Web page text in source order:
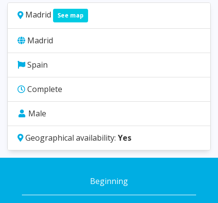
Madrid See map
Madrid
Spain
Complete
Male
Geographical availability: Yes
Beginning